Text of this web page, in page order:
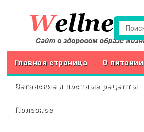
Главная страница О питании
Веганские и постные рецепты
Полезное